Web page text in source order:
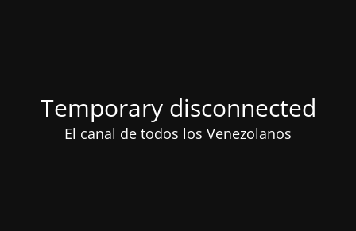
Temporary disconnected
El canal de todos los Venezolanos